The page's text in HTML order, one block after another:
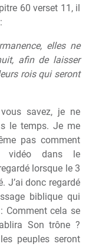
60 verset 11, il
elles ne
afin de laisser
rois qui seront
savez, je ne
le temps. Je me
pas comment
vidéo dans le
lorsque le 3
J’ai donc regardé
biblique qui
Comment cela se
Son trône ?
peuples seront